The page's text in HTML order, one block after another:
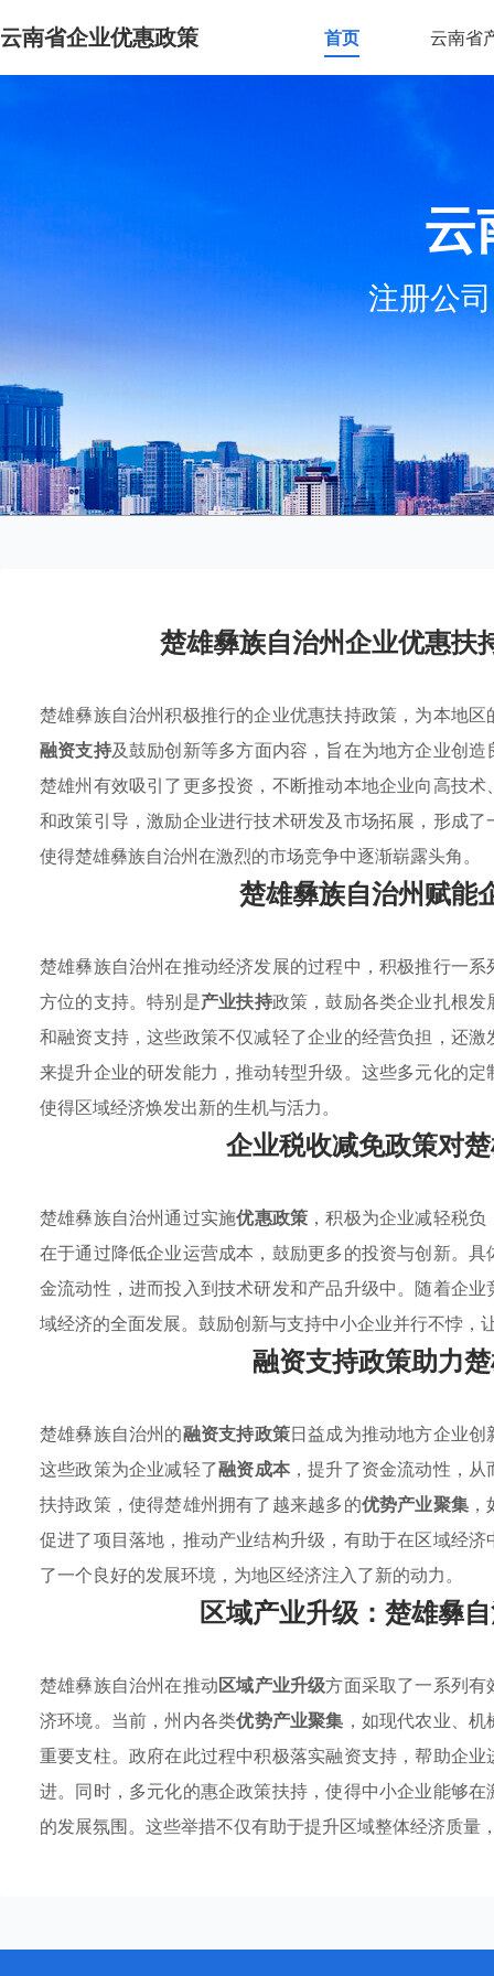
云南省企业优惠政策 首页 云南省
云
注册公
楚雄彝族自治州企业优惠扶
楚雄彝族自治州积极推行的企业优惠扶持政策，为本地
融资支持及鼓励创新等多方面内容，旨在为地方企业创
楚雄州有效吸引了更多投资，不断推动本地企业向高技
和政策引导，激励企业进行技术研发及市场拓展，形成
使得楚雄彝族自治州在激烈的市场竞争中逐渐崭露头角。
楚雄彝族自治州赋能
楚雄彝族自治州在推动经济发展的过程中，积极推行一
方位的支持。特别是产业扶持政策，鼓励各类企业扎根
和融资支持，这些政策不仅减轻了企业的经营负担，还
来提升企业的研发能力，推动转型升级。这些多元化的
使得区域经济焕发出新的生机与活力。
企业税收减免政策对
楚雄彝族自治州通过实施优惠政策 ，积极为企业减轻税
在于通过降低企业运营成本，鼓励更多的投资与创新。
金流动性，进而投入到技术研发和产品升级中。随着企
域经济的全面发展。鼓励创新与支持中小企业并行不悖，
融资支持政策助力
楚雄彝族自治州的融资支持政策日益成为推动地方企业
这些政策为企业减轻了融资成本，提升了资金流动性，
扶持政策，使得楚雄州拥有了越来越多的优势产业聚集
促进了项目落地，推动产业结构升级，有助于在区域经
了一个良好的发展环境，为地区经济注入了新的动力。
区域产业升级：楚雄彝
楚雄彝族自治州在推动区域产业升级方面采取了一系列有
济环境。当前，州内各类优势产业聚集 ，如现代农业、
重要支柱。政府在此过程中积极落实融资支持，帮助企
进。同时，多元化的惠企政策扶持，使得中小企业能够
的发展氛围。这些举措不仅有助于提升区域整体经济质量